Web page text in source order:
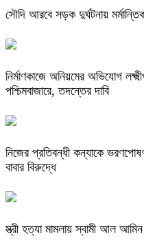
সৌদি আরবে সড়ক দুর্ঘটনায়
নির্মাণকাজে অনিয়মের অভিযোগ
পশ্চিমবাজারে, তদন্তের দাবি
নিজের প্রতিবন্ধী কন্যাকে
বাবার বিরুদ্ধে
স্ত্রী হত্যা মামলায় স্বামী আল